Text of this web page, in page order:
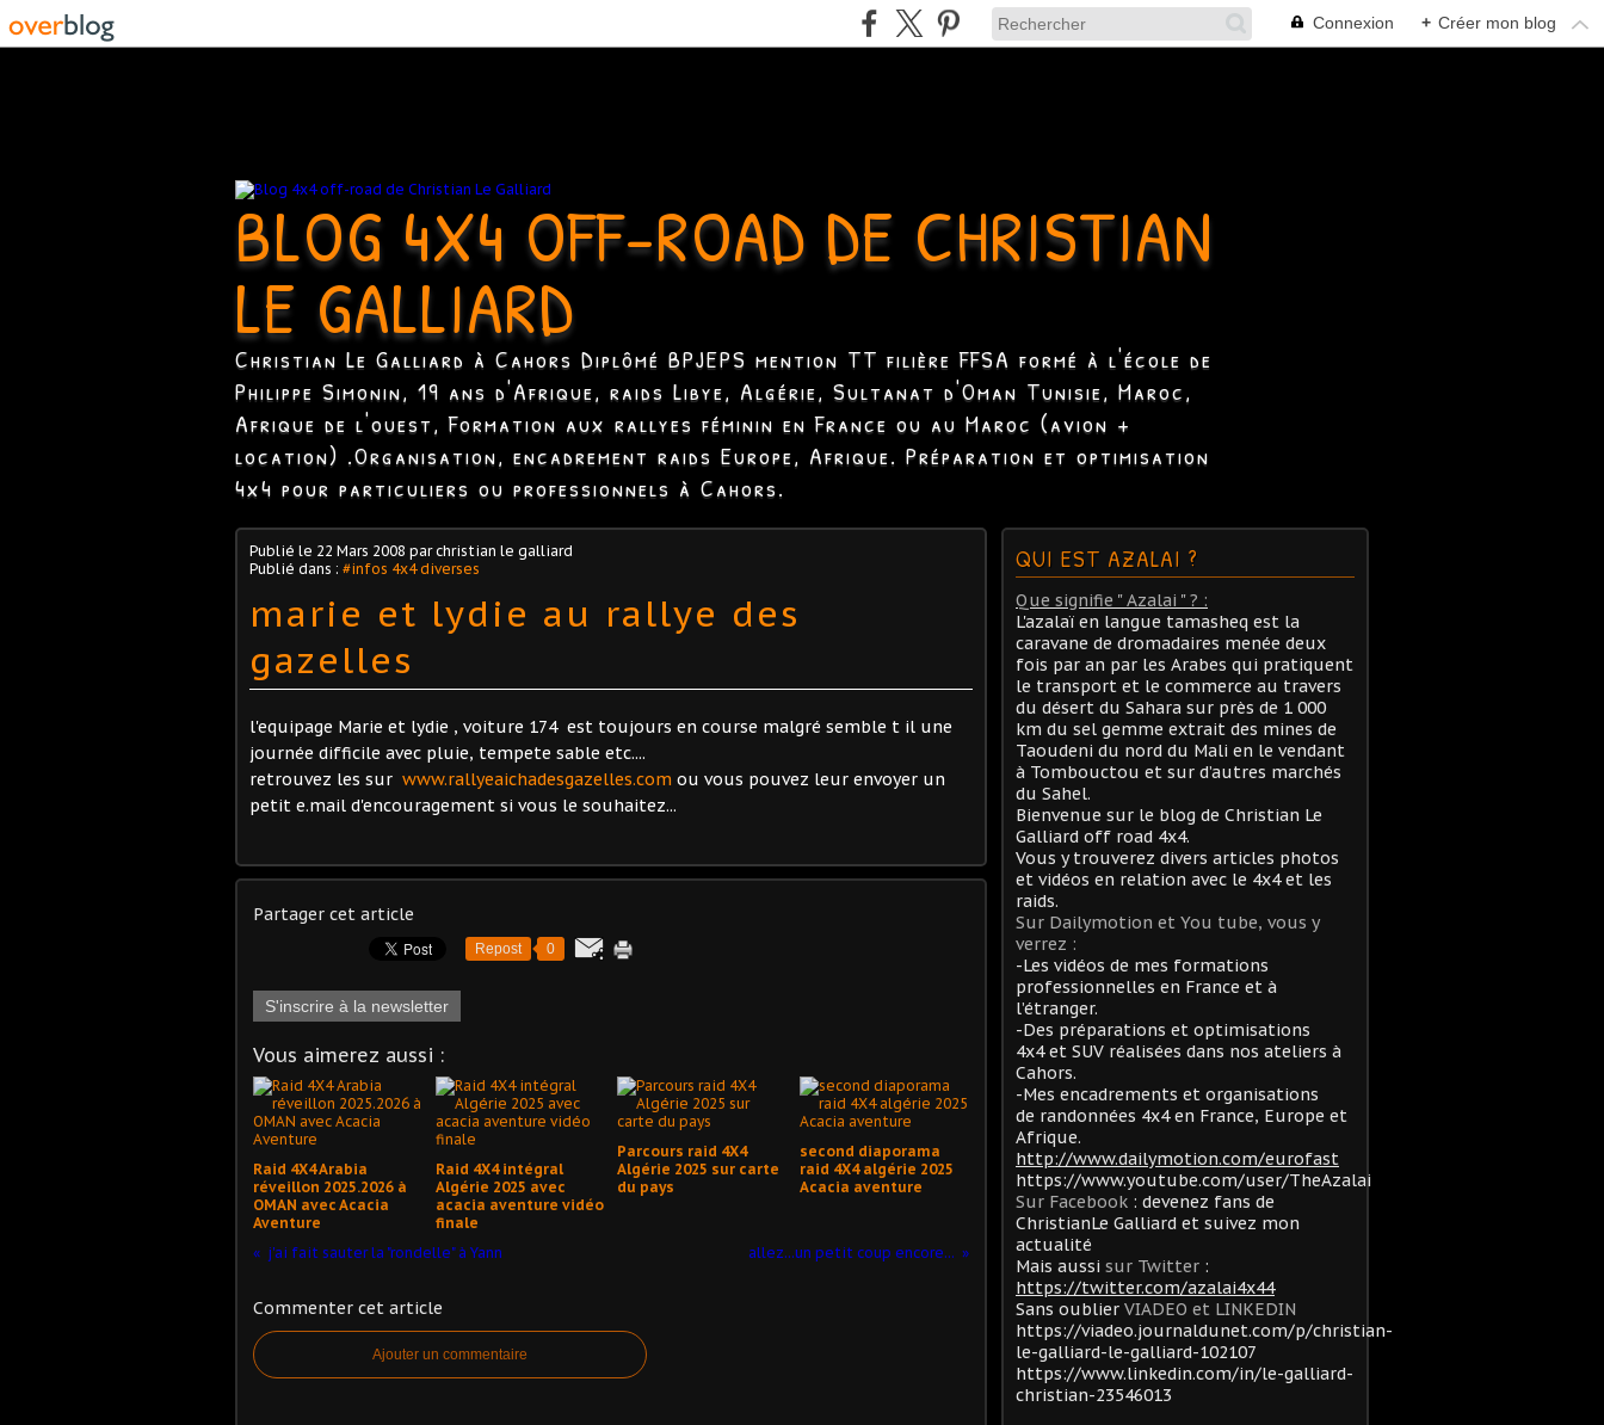
Connexion + Créer mon blog
BLOG 4X4 OFF-ROAD DE CHRISTIAN
LE GALLIARD
Christian Le Galliard à Cahors Diplômé BPJEPS mention TT filière FFSA formé à l'école de
Philippe Simonin, 19 ans d'Afrique, raids Libye, Algérie, Sultanat d'Oman Tunisie, Maroc,
Afrique de l'ouest, Formation aux rallyes féminin en France ou au Maroc (avion +
location) .Organisation, encadrement raids Europe, Afrique. Préparation et optimisation
4x4 pour particuliers ou professionnels à Cahors.
Publié le 22 Mars 2008 par christian le galliard
Publié dans : #infos 4x4 diverses
marie et lydie au rallye des
gazelles
l'equipage Marie et lydie , voiture 174 est toujours en course malgré semble t il une
journée difficile avec pluie, tempete sable etc....
retrouvez les sur www.rallyeaichadesgazelles.com ou vous pouvez leur envoyer un
petit e.mail d'encouragement si vous le souhaitez...
Partager cet article
Repost 0
S'inscrire à la newsletter
Vous aimerez aussi :
Raid 4X4 Arabia
réveillon 2025.2026 à
OMAN avec Acacia
Aventure
Raid 4X4 intégral
Algérie 2025 avec
acacia aventure vidéo
finale
Parcours raid 4X4
Algérie 2025 sur carte
du pays
second diaporama
raid 4X4 algérie 2025
Acacia aventure
j'ai fait sauter la "rondelle" à Yann allez...un petit coup encore...
Commenter cet article
Ajouter un commentaire
QUI EST AZALAI ?
Que signifie " Azalai " ? :
L'azalaï en langue tamasheq est la
caravane de dromadaires menée deux
fois par an par les Arabes qui pratiquent
le transport et le commerce au travers
du désert du Sahara sur près de 1 000
km du sel gemme extrait des mines de
Taoudeni du nord du Mali en le vendant
à Tombouctou et sur d’autres marchés
du Sahel.
Bienvenue sur le blog de Christian Le
Galliard off road 4x4.
Vous y trouverez divers articles photos
et vidéos en relation avec le 4x4 et les
raids.
Sur Dailymotion et You tube, vous y
verrez :
-Les vidéos de mes formations
professionnelles en France et à
l’étranger.
-Des préparations et optimisations
4x4 et SUV réalisées dans nos ateliers à
Cahors.
-Mes encadrements et organisations
de randonnées 4x4 en France, Europe et
Afrique.
http://www.dailymotion.com/eurofast
https://www.youtube.com/user/TheAzalai
Sur Facebook : devenez fans de
ChristianLe Galliard et suivez mon
actualité
Mais aussi sur Twitter :
https://twitter.com/azalai4x44
Sans oublier VIADEO et LINKEDIN
https://viadeo.journaldunet.com/p/christian-
le-galliard-le-galliard-102107
https://www.linkedin.com/in/le-galliard-
christian-23546013